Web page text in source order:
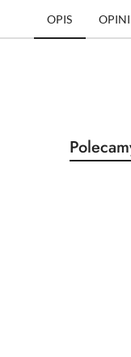
OPIS
Pomiń Produkty
o